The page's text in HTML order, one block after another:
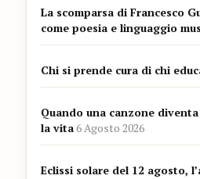
La scomparsa di Francesco
come poesia e linguaggio
Chi si prende cura di chi
Quando una canzone
la vita6 Agosto 2026
Eclissi solare del 12 agosto,